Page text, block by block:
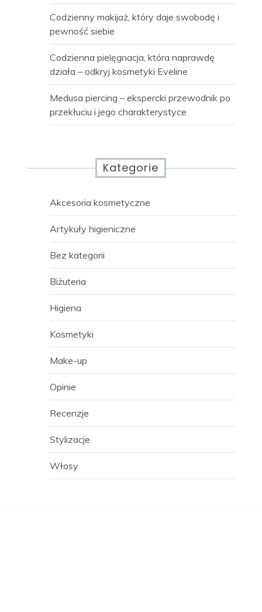
Codzienny makijaż, który daje swobodę i
pewność siebie
Codzienna pielęgnacja, która naprawdę
działa – odkryj kosmetyki Eveline
Medusa piercing – ekspercki przewodnik po
przekłuciu i jego charakterystyce
Kategorie
Akcesoria kosmetyczne
Artykuły higieniczne
Bez kategorii
Biżuteria
Higiena
Kosmetyki
Make-up
Opinie
Recenzje
Stylizacje
Włosy